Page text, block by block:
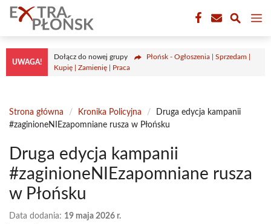
Przejdź
treści
UWAGA!
Dołącz do nowej grupy
Płońsk - Ogłoszenia | Sprzedam |
Kupię | Zamienię | Praca
Strona główna / Kronika Policyjna /
Druga edycja kampanii
#zaginioneNIEzapomniane rusza w Płońsku
Druga edycja kampanii
#zaginioneNIEzapomniane rusza
w Płońsku
Data dodania: 19 maja 2026 r.